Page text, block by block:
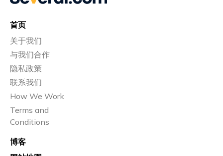
首页
关于我们
与我们合作
隐私政策
联系我们
How We Work
Terms and
Conditions
博客